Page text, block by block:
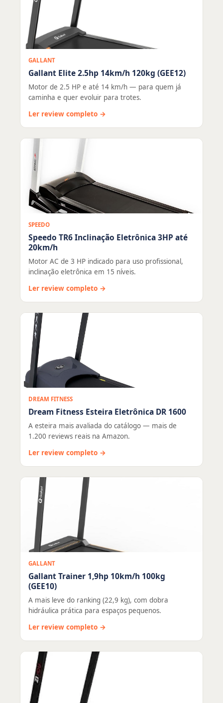
GALLANT
Gallant Elite 2.5hp 14km/h 120kg (GEE12)
Motor de 2.5 HP e até 14 km/h — para quem já
caminha e quer evoluir para trotes.
Ler review completo →
SPEEDO
Speedo TR6 Inclinação Eletrônica 3HP até
20km/h
Motor AC de 3 HP indicado para uso profissional,
inclinação eletrônica em 15 níveis.
Ler review completo →
DREAM FITNESS
Dream Fitness Esteira Eletrônica DR 1600
A esteira mais avaliada do catálogo — mais de
1.200 reviews reais na Amazon.
Ler review completo →
GALLANT
Gallant Trainer 1,9hp 10km/h 100kg
(GEE10)
A mais leve do ranking (22,9 kg), com dobra
hidráulica prática para espaços pequenos.
Ler review completo →